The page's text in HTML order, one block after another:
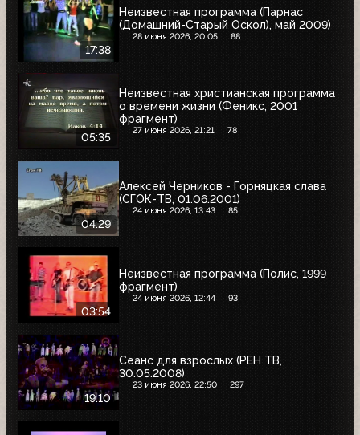
17:38
Неизвестная программа (Парнас
(Домашний-Старый Оскол), май 2009)
28 июня 2026, 20:05 88
05:35
Неизвестная христианская программа
о времени жизни (Феникс, 2001
фрагмент)
27 июня 2026, 21:21 78
04:29
Алексей Черников - Горняцкая слава
(СГОК-ТВ, 01.06.2001)
24 июня 2026, 13:43 85
03:54
Неизвестная программа (Полис, 1999
фрагмент)
24 июня 2026, 12:44 93
19:10
Сеанс для взрослых (РЕН ТВ,
30.05.2008)
23 июня 2026, 22:50 297